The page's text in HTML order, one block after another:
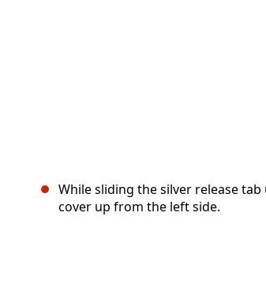
While sliding the silver release
cover up from the left side.